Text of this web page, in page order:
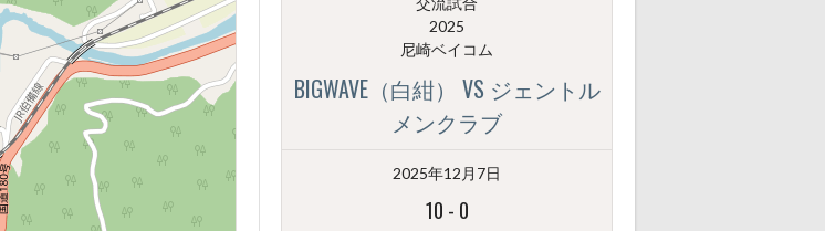
2025
尼崎ベイコム
BIGWAVE（白紺） VS ジェントル
メンクラブ
2025年12月7日
10 - 0